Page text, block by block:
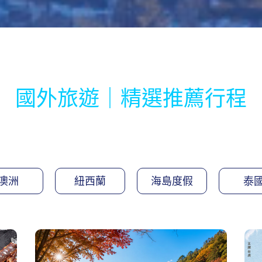
國外旅遊｜精選推薦行程
洲 紐西蘭 海島度假 泰